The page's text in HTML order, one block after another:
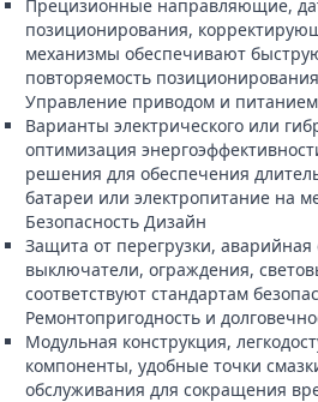
Прецизионные направляющие,
позиционирования,
механизмы обеспечивают
повторяемость
Управление приводом и питанием
Варианты электрического или
оптимизация
решения для обеспечения
батареи или электропитание на
Безопасность Дизайн
Защита от перегрузки,
выключатели, ограждения,
соответствуют стандартам
Ремонтопригодность и
Модульная конструкция,
компоненты, удобные точки
обслуживания для сокращения